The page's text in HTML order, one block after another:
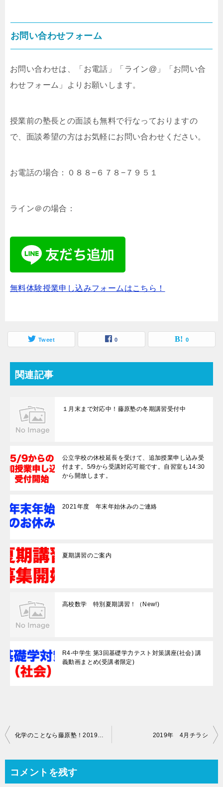
お問い合わせフォーム
お問い合わせは、「お電話」「ライン@」「お問い合
わせフォーム」よりお願いします。
授業前の塾長との面談も無料で行なっておりますの
で、面談希望の方はお気軽にお問い合わせください。
お電話の場合：０８８−６７８−７９５１
ライン＠の場合：
無料体験授業申し込みフォームはこちら！
Tweet 0 0
関連記事
１月末まで対応中！藤原塾の冬期講習受付中
公立学校の休校延長を受けて、追加授業申し込み受
付ます。5/9から受講対応可能です。自習室も14:30
から開放します。
2021年度 年末年始休みのご連絡
夏期講習のご案内
高校数学 特別夏期講習！（New!)
R4-中学生 第3回基礎学力テスト対策講座(社会) 講
義動画まとめ(受講者限定)
投
ビ
化学のことなら藤原塾！2019年度 生徒募集開始！ 2019年 4月チラシ
コメントを残す